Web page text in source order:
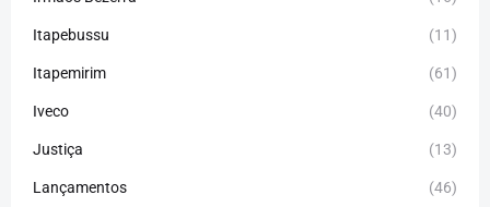
Itapebussu (11)
Itapemirim (61)
Iveco (40)
Justiça (13)
Lançamentos (46)